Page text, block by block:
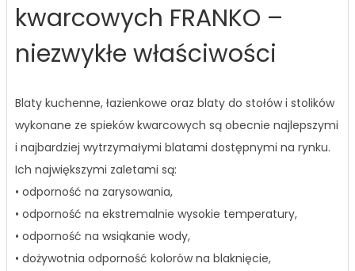
kwarcowych FRANKO –
niezwykłe właściwości
Blaty kuchenne, łazienkowe oraz blaty do stołów i stolików
wykonane ze spieków kwarcowych są obecnie najlepszymi
i najbardziej wytrzymałymi blatami dostępnymi na rynku.
Ich największymi zaletami są:
• odporność na zarysowania,
• odporność na ekstremalnie wysokie temperatury,
• odporność na wsiąkanie wody,
• dożywotnia odporność kolorów na blaknięcie,